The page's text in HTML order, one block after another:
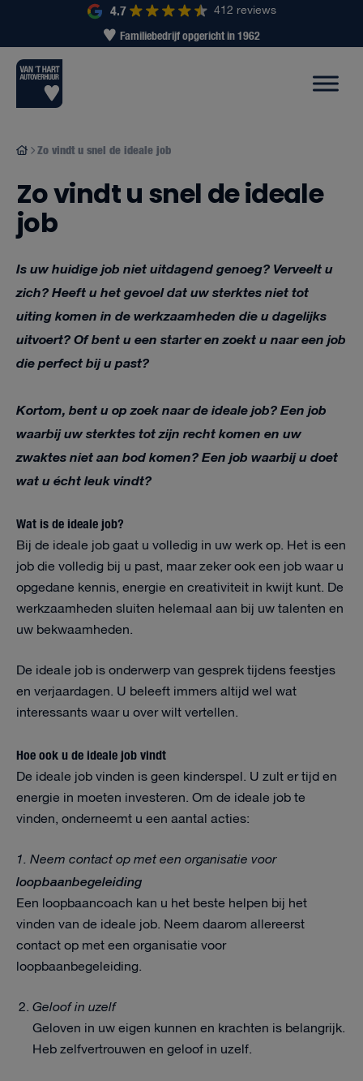
4.7
412 reviews
Familiebedrijf opgericht in 1962
Zo vindt u snel de ideale job
Zo vindt u snel de ideale
job
Is uw huidige job niet uitdagend genoeg? Verveelt u
zich? Heeft u het gevoel dat uw sterktes niet tot
uiting komen in de werkzaamheden die u dagelijks
uitvoert? Of bent u een starter en zoekt u naar een job
die perfect bij u past?
Kortom, bent u op zoek naar de ideale job? Een job
waarbij uw sterktes tot zijn recht komen en uw
zwaktes niet aan bod komen? Een job waarbij u doet
wat u écht leuk vindt?
Wat is de ideale job?
Bij de ideale job gaat u volledig in uw werk op. Het is een
job die volledig bij u past, maar zeker ook een job waar u
opgedane kennis, energie en creativiteit in kwijt kunt. De
werkzaamheden sluiten helemaal aan bij uw talenten en
uw bekwaamheden.
De ideale job is onderwerp van gesprek tijdens feestjes
en verjaardagen. U beleeft immers altijd wel wat
interessants waar u over wilt vertellen.
Hoe ook u de ideale job vindt
De ideale job vinden is geen kinderspel. U zult er tijd en
energie in moeten investeren. Om de ideale job te
vinden, onderneemt u een aantal acties:
1. Neem contact op met een organisatie voor
loopbaanbegeleiding
Een loopbaancoach kan u het beste helpen bij het
vinden van de ideale job. Neem daarom allereerst
contact op met een organisatie voor
loopbaanbegeleiding.
Geloof in uzelf
Geloven in uw eigen kunnen en krachten is belangrijk.
Heb zelfvertrouwen en geloof in uzelf.